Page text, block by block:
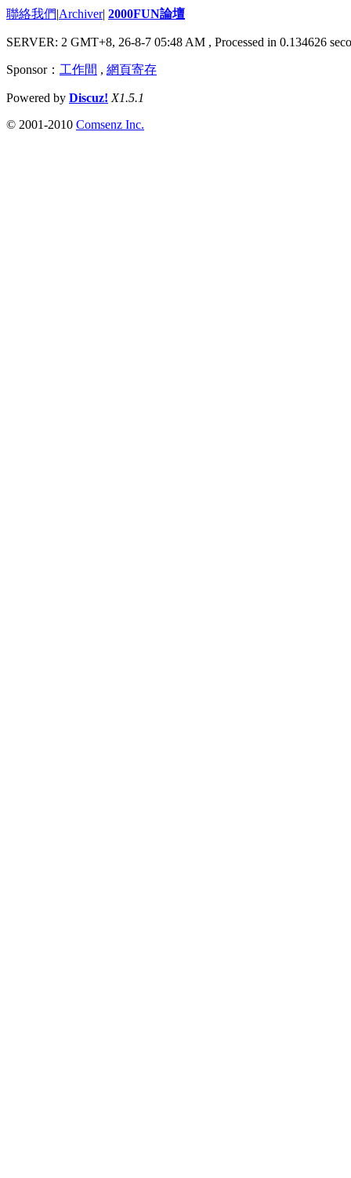
聯絡我們|Archiver| 2000FUN論壇
SERVER: 2 GMT+8, 26-8-7 05:48 AM , Processed in 0.134626
Sponsor： 工作間 , 網頁寄存
Powered by Discuz! X1.5.1
© 2001-2010 Comsenz Inc.